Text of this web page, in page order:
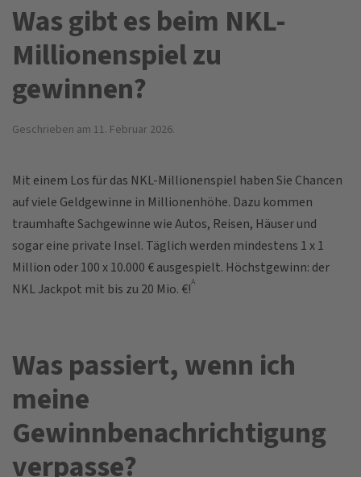
Was gibt es beim NKL-
Millionenspiel zu
gewinnen?
Geschrieben am 11. Februar 2026.
Mit einem Los für das NKL-Millionenspiel haben Sie Chancen
auf viele Geldgewinne in Millionenhöhe. Dazu kommen
traumhafte Sachgewinne wie Autos, Reisen, Häuser und
sogar eine private Insel. Täglich werden mindestens 1 x 1
Million oder 100 x 10.000 € ausgespielt. Höchstgewinn: der
NKL Jackpot mit bis zu 20 Mio. €!A
Was passiert, wenn ich
meine
Gewinnbenachrichtigung
verpasse?